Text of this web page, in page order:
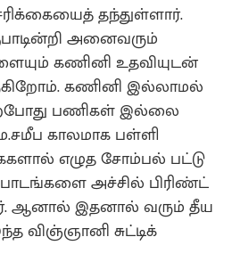
தந்துள்ளார்.
அனைவரும்
கணினி உதவியுடன்
கணினி இல்லாமல்
பணிகள் இல்லை
காலமாக பள்ளி
எழுத சோம்பல் பட்டு
அச்சில் பிரிண்ட்
ஆனால் இதனால் வரும் தீய
விஞ்ஞானி சுட்டிக்